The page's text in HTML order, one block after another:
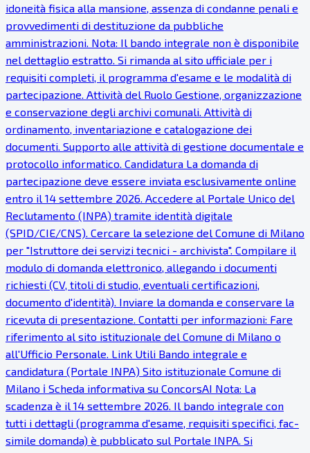
idoneità fisica alla mansione, assenza di condanne penali e
provvedimenti di destituzione da pubbliche
amministrazioni. Nota: Il bando integrale non è disponibile
nel dettaglio estratto. Si rimanda al sito ufficiale per i
requisiti completi, il programma d'esame e le modalità di
partecipazione. Attività del Ruolo Gestione, organizzazione
e conservazione degli archivi comunali. Attività di
ordinamento, inventariazione e catalogazione dei
documenti. Supporto alle attività di gestione documentale e
protocollo informatico. Candidatura La domanda di
partecipazione deve essere inviata esclusivamente online
entro il 14 settembre 2026. Accedere al Portale Unico del
Reclutamento (INPA) tramite identità digitale
(SPID/CIE/CNS). Cercare la selezione del Comune di Milano
per "Istruttore dei servizi tecnici - archivista". Compilare il
modulo di domanda elettronico, allegando i documenti
richiesti (CV, titoli di studio, eventuali certificazioni,
documento d'identità). Inviare la domanda e conservare la
ricevuta di presentazione. Contatti per informazioni: Fare
riferimento al sito istituzionale del Comune di Milano o
all'Ufficio Personale. Link Utili Bando integrale e
candidatura (Portale INPA) Sito istituzionale Comune di
Milano ℹ Scheda informativa su ConcorsAI Nota: La
scadenza è il 14 settembre 2026. Il bando integrale con
tutti i dettagli (programma d'esame, requisiti specifici, fac-
simile domanda) è pubblicato sul Portale INPA. Si